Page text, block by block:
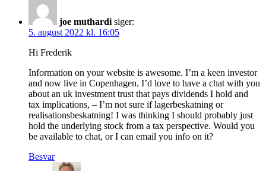
joe muthardi siger:
5. august 2022 kl. 16:05
Hi Frederik
Information on your website is awesome. I’m a keen investor
and now live in Copenhagen. I’d love to have a chat with you
about an uk investment trust that pays dividends I hold and
tax implications, – I’m not sure if lagerbeskatning or
realisationsbeskatning! I was thinking I should probably just
hold the underlying stock from a tax perspective. Would you
be available to chat, or I can email you info on it?
Besvar